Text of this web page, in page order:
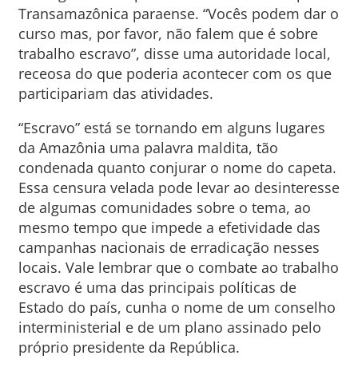
Transamazônica paraense. “Vocês podem dar o
curso mas, por favor, não falem que é sobre
trabalho escravo”, disse uma autoridade local,
receosa do que poderia acontecer com os que
participariam das atividades.
“Escravo” está se tornando em alguns lugares
da Amazônia uma palavra maldita, tão
condenada quanto conjurar o nome do capeta.
Essa censura velada pode levar ao desinteresse
de algumas comunidades sobre o tema, ao
mesmo tempo que impede a efetividade das
campanhas nacionais de erradicação nesses
locais. Vale lembrar que o combate ao trabalho
escravo é uma das principais políticas de
Estado do país, cunha o nome de um conselho
interministerial e de um plano assinado pelo
próprio presidente da República.